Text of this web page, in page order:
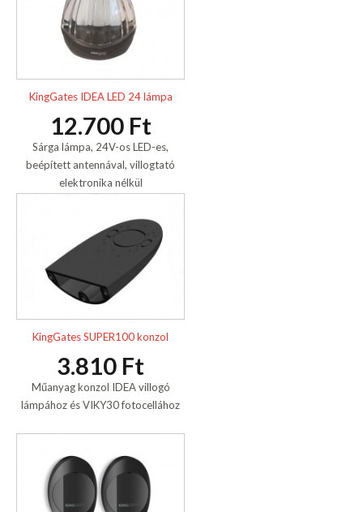
KingGates IDEA LED 24 lámpa
12.700 Ft
Sárga lámpa, 24V-os LED-es,
beépített antennával, villogtató
elektronika nélkül
KingGates SUPER100 konzol
3.810 Ft
Műanyag konzol IDEA villogó
lámpához és VIKY30 fotocellához